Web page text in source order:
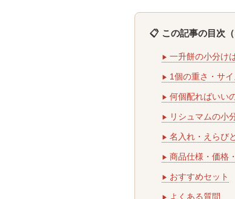
📋 この記事の目次
一升餅の小分け
1個の重さ・サイ
何個配ればいい
リシュマムの小
名入れ・えらび
商品仕様・価格
おすすめセット
よくある質問